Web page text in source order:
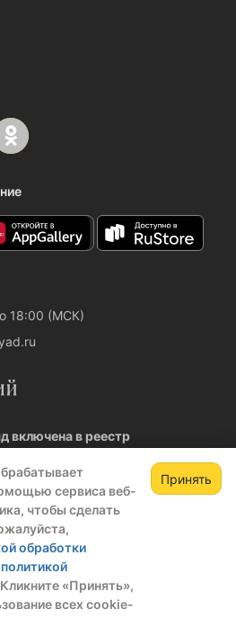
сервиса веб-
чтобы сделать
обработки
политикой
«Принять»,
всех cookie-
Принять
18:00 (МСК)
включена в реестр
06.02.2026